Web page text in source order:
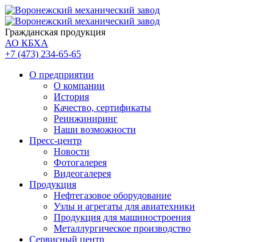
Гражданская продукция
АО КБХА
+7 (473) 234-65-65
О предприятии
О компании
История
Качество, сертификаты
Реинжиниринг
Наши возможности
Пресс-центр
Новости
Фотогалерея
Видеогалерея
Продукция
Нефтегазовое оборудование
Узлы и агрегаты для авиатехники
Продукция для машиностроения
Металлургическое производство
Сервисный центр